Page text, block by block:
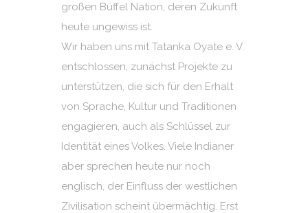
großen Büffel Nation, deren Zukunft
heute ungewiss ist.
Wir haben uns mit Tatanka Oyate e. V.
entschlossen, zunächst Projekte zu
unterstützen, die sich für den Erhalt
von Sprache, Kultur und Traditionen
engagieren, auch als Schlüssel zur
Identität eines Volkes. Viele Indianer
aber sprechen heute nur noch
englisch, der Einfluss der westlichen
Zivilisation scheint übermächtig. Erst